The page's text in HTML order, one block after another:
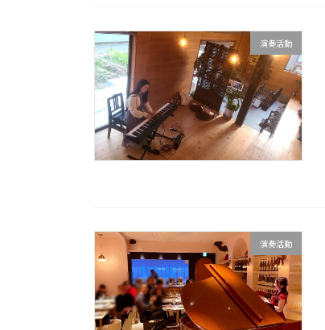
演奏活動
演奏活動